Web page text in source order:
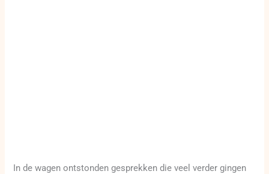
In de wagen ontstonden gesprekken die veel verder gingen